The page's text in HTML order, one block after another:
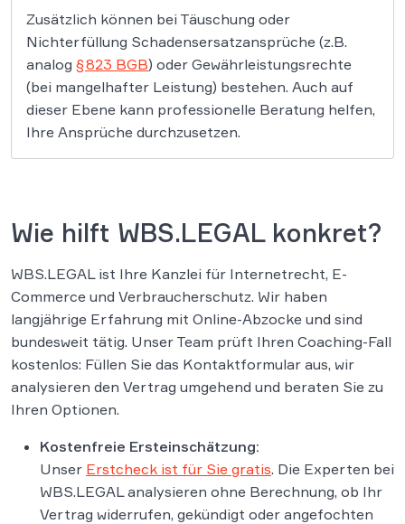
Zusätzlich können bei Täuschung oder
Nichterfüllung Schadensersatzansprüche (z.B.
analog § 823 BGB) oder Gewährleistungsrechte
(bei mangelhafter Leistung) bestehen. Auch auf
dieser Ebene kann professionelle Beratung helfen,
Ihre Ansprüche durchzusetzen.
Wie hilft WBS.LEGAL konkret?
WBS.LEGAL ist Ihre Kanzlei für Internetrecht, E-
Commerce und Verbraucherschutz. Wir haben
langjährige Erfahrung mit Online-Abzocke und sind
bundesweit tätig​. Unser Team prüft Ihren Coaching-Fall
kostenlos: Füllen Sie das Kontaktformular aus, wir
analysieren den Vertrag umgehend und beraten Sie zu
Ihren Optionen​.
Kostenfreie Ersteinschätzung:
Unser Erstcheck ist für Sie gratis. Die Experten bei
WBS.LEGAL analysieren ohne Berechnung, ob Ihr
Vertrag widerrufen, gekündigt oder angefochten